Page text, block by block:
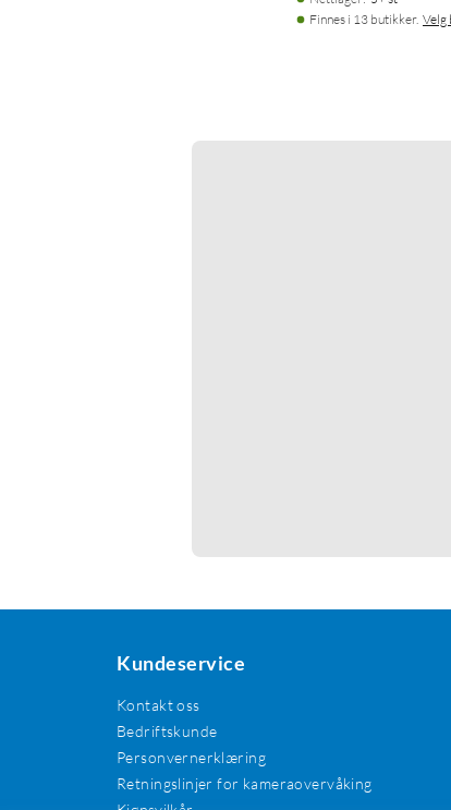
Finnes i 13 butikker. Velg
Kundeservice
Kontakt oss
Bedriftskunde
Personvernerklæring
Retningslinjer for kameraovervåking